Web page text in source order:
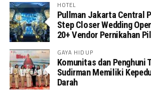
HOTEL
Pullman Jakarta Central
Step Closer Wedding
20+ Vendor Pernikahan
GAYA HIDUP
Komunitas dan Penghuni
Sudirman Memiliki
Darah